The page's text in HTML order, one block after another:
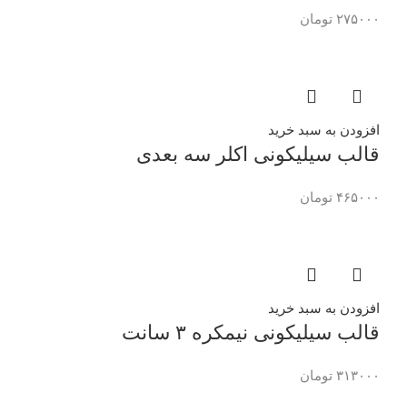
۲۷۵۰۰۰ تومان
افزودن به سبد خرید
قالب سیلیکونی اکلر سه بعدی
۴۶۵۰۰۰ تومان
افزودن به سبد خرید
قالب سیلیکونی نیمکره ۳ سانت
۳۱۳۰۰۰ تومان